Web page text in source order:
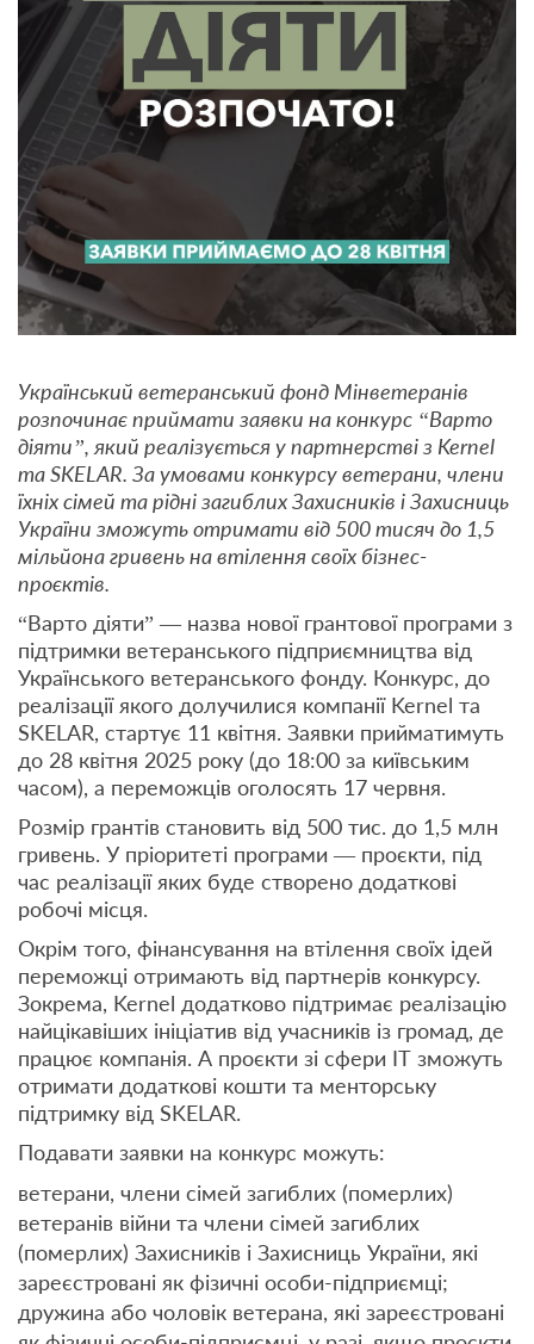
Український ветеранський фонд Мінветеранів
розпочинає приймати заявки на конкурс “Варто
діяти”, який реалізується у партнерстві з Kernel
та SKELAR. За умовами конкурсу ветерани, члени
їхніх сімей та рідні загиблих Захисників і Захисниць
України зможуть отримати від 500 тисяч до 1,5
мільйона гривень на втілення своїх бізнес-
проєктів.
“Варто діяти” — назва нової грантової програми з
підтримки ветеранського підприємництва від
Українського ветеранського фонду. Конкурс, до
реалізації якого долучилися компанії Kernel та
SKELAR, стартує 11 квітня. Заявки прийматимуть
до 28 квітня 2025 року (до 18:00 за київським
часом), а переможців оголосять 17 червня.
Розмір грантів становить від 500 тис. до 1,5 млн
гривень. У пріоритеті програми — проєкти, під
час реалізації яких буде створено додаткові
робочі місця.
Окрім того, фінансування на втілення своїх ідей
переможці отримають від партнерів конкурсу.
Зокрема, Kernel додатково підтримає реалізацію
найцікавіших ініціатив від учасників із громад, де
працює компанія. А проєкти зі сфери ІТ зможуть
отримати додаткові кошти та менторську
підтримку від SKELAR.
Подавати заявки на конкурс можуть:
ветерани, члени сімей загиблих (померлих)
ветеранів війни та члени сімей загиблих
(померлих) Захисників і Захисниць України, які
зареєстровані як фізичні особи-підприємці;
дружина або чоловік ветерана, які зареєстровані